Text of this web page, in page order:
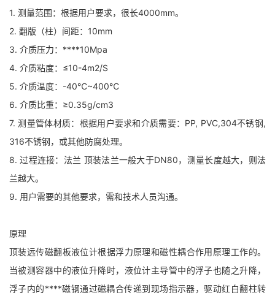
1. 测量范围：根据用户要求，很长4000mm。
2. 翻版（柱）间距：10mm
3. 介质压力：****10Mpa
4. 介质粘度：≤10-4m2/S
5. 介质温度：-40℃~400℃
6. 介质比重：≥0.35g/cm3
7. 测量管体材质：根据用户要求和介质需要：PP, PVC,304不锈钢,
316不锈钢，或其他防腐处理。
8. 过程连接：法兰 顶装法兰一般大于DN80，测量长度越大，则法
兰越大。
9. 用户需要的其他要求，需和技术人员沟通。
原理
顶装远传磁翻板液位计根据浮力原理和磁性耦合作用原理工作的。
当被测容器中的液位升降时，液位计主导管中的浮子也随之升降，
浮子内的****磁钢通过磁耦合传递到现场指示器，驱动红白翻柱转